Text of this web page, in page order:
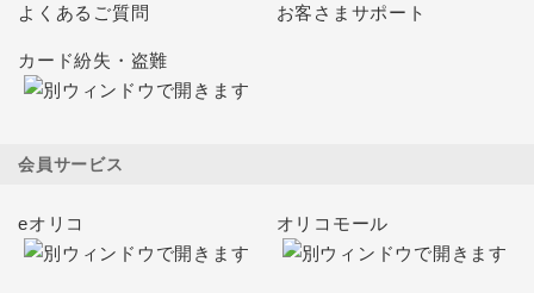
よくあるご質問 お客さまサポート
カード紛失・盗難
会員サービス
eオリコ オリコモール